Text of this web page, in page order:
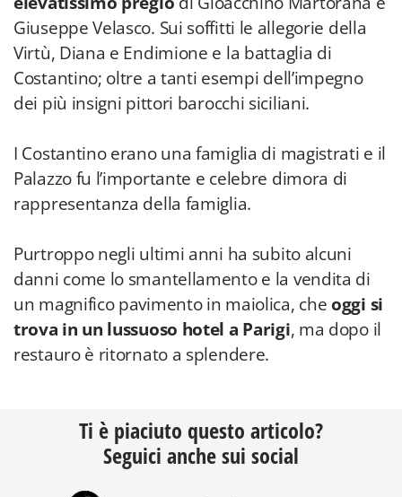
Giuseppe Velasco. Sui soffitti le allegorie della
Virtù, Diana e Endimione e la battaglia di
Costantino; oltre a tanti esempi dell’impegno
dei più insigni pittori barocchi siciliani.
I Costantino erano una famiglia di magistrati e il
Palazzo fu l’importante e celebre dimora di
rappresentanza della famiglia.
Purtroppo negli ultimi anni ha subito alcuni
danni come lo smantellamento e la vendita di
un magnifico pavimento in maiolica, che oggi si
trova in un lussuoso hotel a Parigi, ma dopo il
restauro è ritornato a splendere.
Ti è piaciuto questo articolo?
Seguici anche sui social